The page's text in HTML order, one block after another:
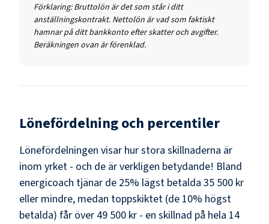
Förklaring: Bruttolön är det som står i ditt
anställningskontrakt. Nettolön är vad som faktiskt
hamnar på ditt bankkonto efter skatter och avgifter.
Beräkningen ovan är förenklad.
Lönefördelning och percentiler
Lönefördelningen visar hur stora skillnaderna är
inom yrket - och de är verkligen betydande! Bland
energicoach tjänar de 25% lägst betalda 35 500 kr
eller mindre, medan toppskiktet (de 10% högst
betalda) får över 49 500 kr - en skillnad på hela 14